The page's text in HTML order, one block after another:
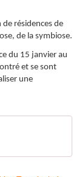
de résidences de
de la symbiose.
du 15 janvier au
et se sont
une